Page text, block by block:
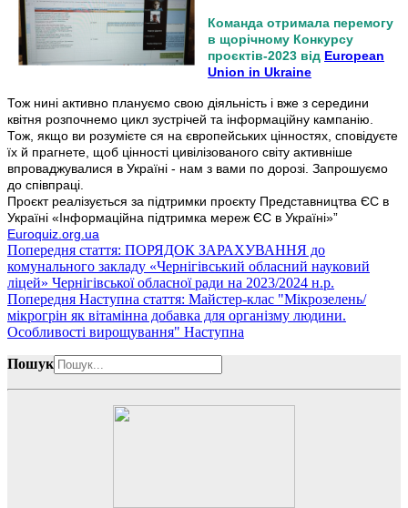
Команда отримала перемогу
в щорічному Конкурсу
проєктів-2023 від European
Union in Ukraine
Тож нині активно плануємо свою діяльність і вже з середини
квітня розпочнемо цикл зустрічей та інформаційну кампанію.
Тож, якщо ви розумієте ся на європейських цінностях, сповідуєте
їх й прагнете, щоб цінності цивілізованого світу активніше
впроваджувалися в Україні - нам з вами по дорозі. Запрошуємо
до співпраці.
Проєкт реалізується за підтримки проєкту Представництва ЄС в
Україні «Інформаційна підтримка мереж ЄС в Україні»”
Euroquiz.org.ua
Попередня стаття: ПОРЯДОК ЗАРАХУВАННЯ до
комунального закладу «Чернігівський обласний науковий
ліцей» Чернігівської обласної ради на 2023/2024 н.р.
Попередня Наступна стаття: Майстер-клас "Мікрозелень/
мікрогрін як вітамінна добавка для організму людини.
Особливості вирощування" Наступна
Пошук